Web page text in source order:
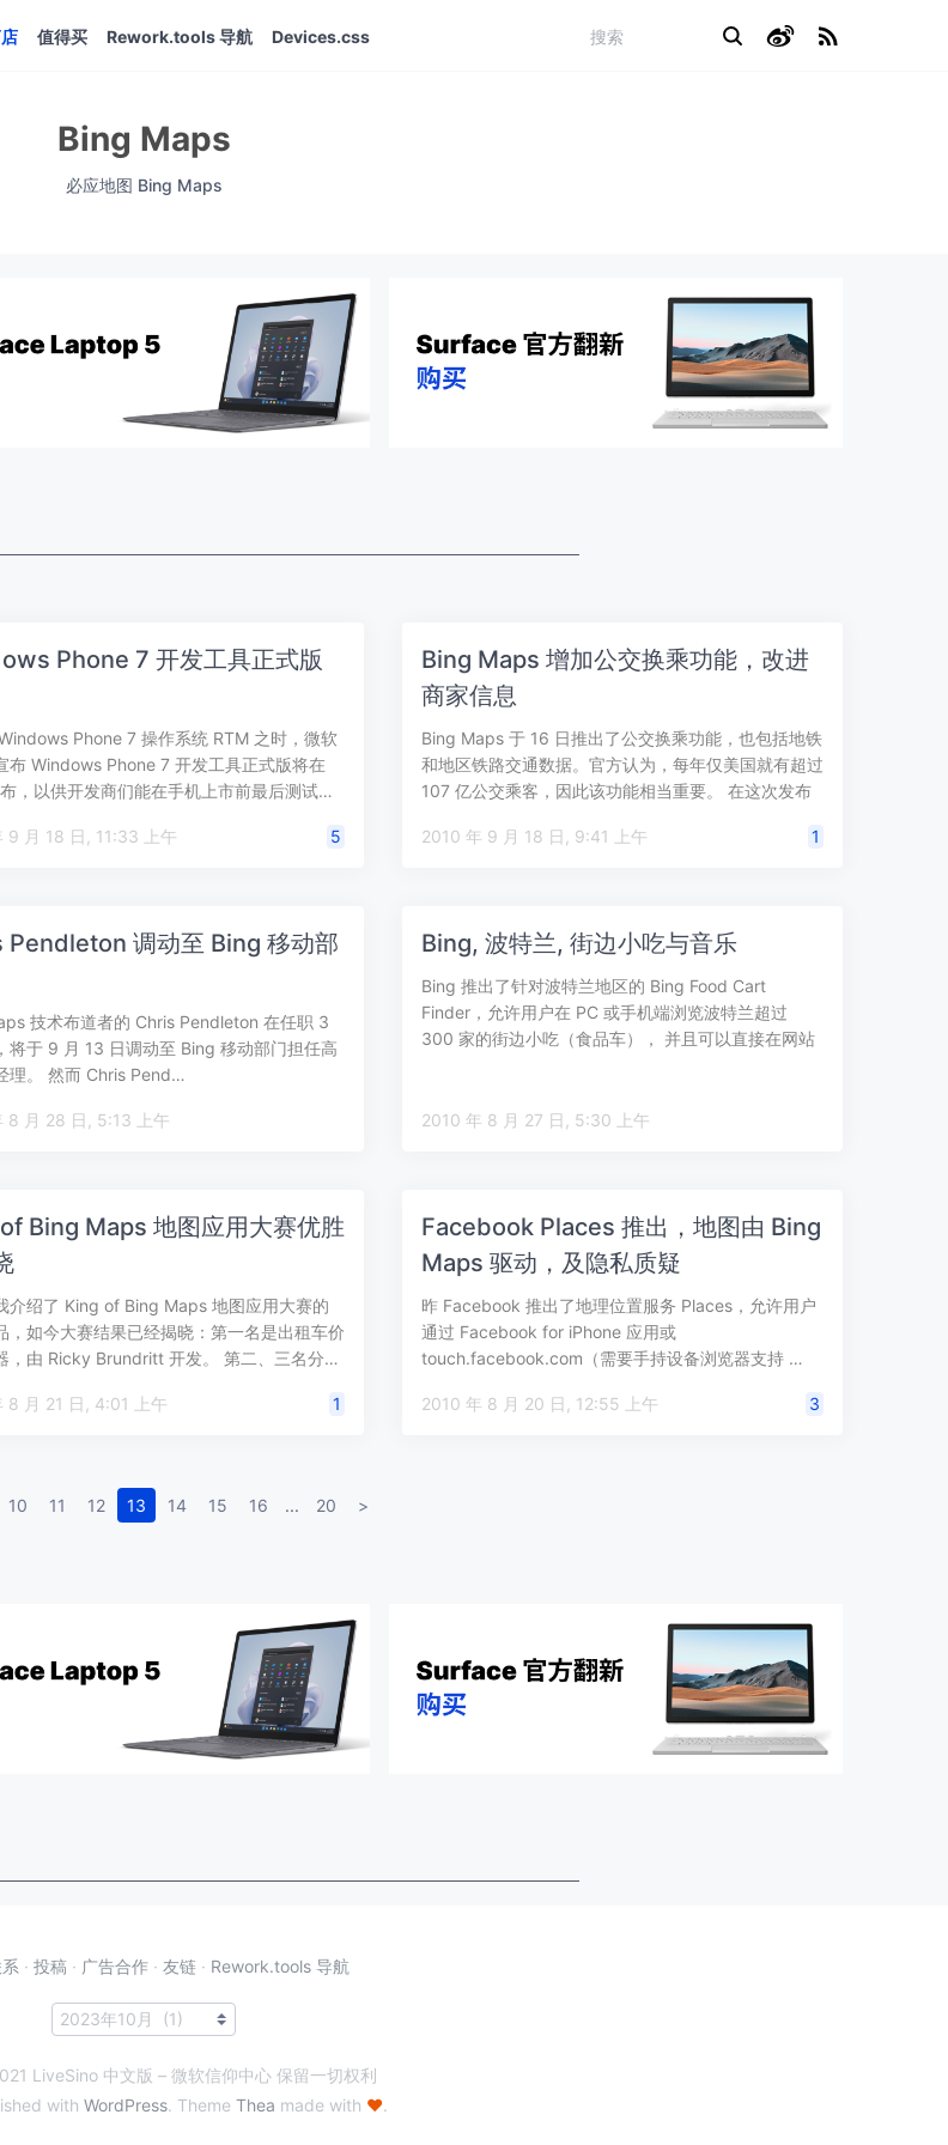
值得买 Rework.tools 导航 Devices.css
Bing Maps
必应地图 Bing Maps
Phone 7 开发工具正式版
Phone 7 操作系统 RTM 之时，微软
布 Windows Phone 7 开发工具正式版将在
，以供开发商们能在手机上市前最后测试…
2010 年 9 月 18 日, 11:33 上午 5
Bing Maps 增加公交换乘功能，改进
商家信息
Bing Maps 于 16 日推出了公交换乘功能，也包括地铁
和地区铁路交通数据。官方认为，每年仅美国就有超过
107 亿公交乘客，因此该功能相当重要。 在这次发布
2010 年 9 月 18 日, 9:41 上午
1
Pendleton 调动至 Bing 移动部
技术布道者的 Chris Pendleton 在任职 3
将于 9 月 13 日调动至 Bing 移动部门担任高
理。 然而 Chris Pend…
2010 年 8 月 28 日, 5:13 上午
Bing, 波特兰, 街边小吃与音乐
Bing 推出了针对波特兰地区的 Bing Food Cart
Finder，允许用户在 PC 或手机端浏览波特兰超过
300 家的街边小吃（食品车）， 并且可以直接在网站
2010 年 8 月 27 日, 5:30 上午
Bing Maps 地图应用大赛优胜
介绍了 King of Bing Maps 地图应用大赛的
，如今大赛结果已经揭晓：第一名是出租车价
，由 Ricky Brundritt 开发。 第二、三名分…
2010 年 8 月 21 日, 4:01 上午 1
Facebook Places 推出，地图由 Bing
Maps 驱动，及隐私质疑
昨 Facebook 推出了地理位置服务 Places，允许用户
通过 Facebook for iPhone 应用或
touch.facebook.com（需要手持设备浏览器支持 …
2010 年 8 月 20 日, 12:55 上午 3
10 11 12 13 14 15 16 ... 20 >
· 投稿 · 广告合作 · 友链 · Rework.tools 导航
LiveSino 中文版 – 微软信仰中心 保留一切权利
with WordPress. Theme Thea made with ♥.